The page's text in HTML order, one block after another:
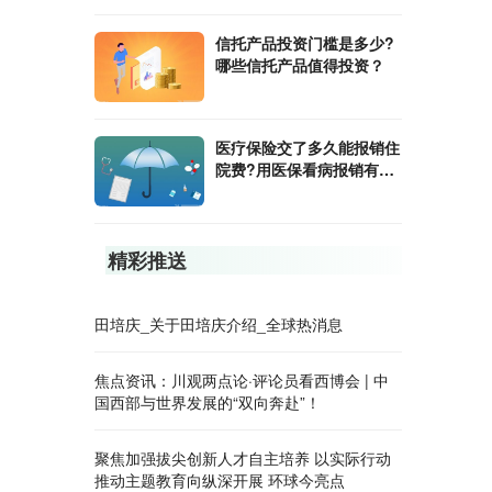
​信托产品投资门槛是多少?
哪些信托产品值得投资？
医疗保险交了多久能报销住
院费?用医保看病报销有起
精彩推送
田培庆_关于田培庆介绍_全球热消息
焦点资讯：川观两点论·评论员看西博会 | 中
国西部与世界发展的“双向奔赴”！
聚焦加强拔尖创新人才自主培养 以实际行动
推动主题教育向纵深开展 环球今亮点